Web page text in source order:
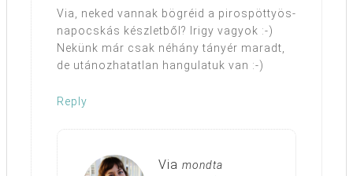
Via, neked vannak bögréid a pirospöttyös-
napocskás készletből? Irigy vagyok :-)
Nekünk már csak néhány tányér maradt,
de utánozhatatlan hangulatuk van :-)
Reply
Via mondta